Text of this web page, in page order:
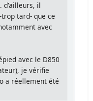
d'ailleurs, il
tard- que ce
avec
avec le D850
je vérifie
a réellement été